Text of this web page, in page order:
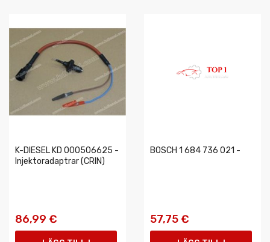
K-DIESEL KD 000506625 -
Injektoradaptrar (CRIN)
86,99 €
BOSCH 1 684 736 021 -
57,75 €